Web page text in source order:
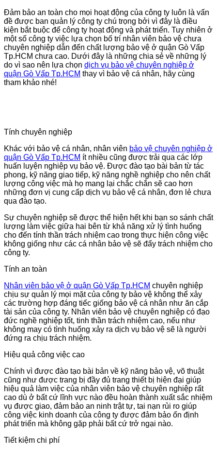
Đảm bảo an toàn cho mọi hoạt động của công ty luôn là vấn
đề được ban quản lý công ty chú trọng bởi vì đây là điều
kiện bắt buộc để công ty hoạt động và phát triển. Tuy nhiên ở
một số công ty việc lựa chọn bố trí nhân viên bảo vệ chưa
chuyên nghiệp dẫn đến chất lượng bảo vệ ở quận Gò Vấp
Tp.HCM chưa cao. Dưới đây là những chia sẻ về những lý
do vì sao nên lựa chọn dịch vụ bảo vệ chuyên nghiệp ở
quận Gò Vấp Tp.HCM thay vì bảo vệ cá nhân, hãy cùng
tham khảo nhé!
Tính chuyên nghiệp
Khác với bảo vệ cá nhân, nhân viên bảo vệ chuyên nghiệp ở
quận Gò Vấp Tp.HCM ít nhiều cũng được trải qua các lớp
huấn luyện nghiệp vụ bảo vệ. Được đào tạo bài bản từ tác
phong, kỹ năng giao tiếp, kỹ năng nghề nghiệp cho nên chất
lượng công việc mà họ mang lại chắc chắn sẽ cao hơn
những đơn vị cung cấp dịch vụ bảo vệ cá nhân, đơn lẻ chưa
qua đào tạo.
Sự chuyên nghiệp sẽ được thể hiện hết khi bạn so sánh chất
lượng làm việc giữa hai bên từ khả năng xử lý tình huống
cho đến tính thần trách nhiệm cao trong thực hiện công việc
không giống như các cá nhân bảo vệ sẽ đẩy trách nhiệm cho
công ty.
Tính an toàn
Nhân viên bảo vệ ở quận Gò Vấp Tp.HCM chuyên nghiệp
chịu sự quản lý mọi mặt của công ty bảo vệ không thể xảy
các trường hợp đáng tiếc giống bảo vệ cá nhân như ăn cắp
tài sản của công ty. Nhân viên bảo vệ chuyên nghiệp có đạo
đức nghề nghiệp tốt, tinh thần trách nhiệm cao, nếu như
không may có tình huống xảy ra dịch vụ bảo vệ sẽ là người
đứng ra chịu trách nhiệm.
Hiệu quả công việc cao
Chính vì được đào tạo bài bản về kỹ năng bảo vệ, võ thuật
cũng như được trang bị đầy đủ trang thiết bị hiện đại giúp
hiệu quả làm việc của nhân viên bảo vệ chuyên nghiệp rất
cao dù ở bất cứ lĩnh vực nào đều hoàn thành xuất sắc nhiệm
vụ được giao, đảm bảo an ninh trật tự, tai nạn rủi ro giúp
công việc kinh doanh của công ty được đảm bảo ổn định
phát triển mà không gặp phải bất cứ trở ngại nào.
Tiết kiệm chi phí